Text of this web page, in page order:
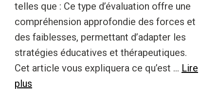
telles que : Ce type d’évaluation offre une
compréhension approfondie des forces et
des faiblesses, permettant d’adapter les
stratégies éducatives et thérapeutiques.
Cet article vous expliquera ce qu’est … Lire
plus